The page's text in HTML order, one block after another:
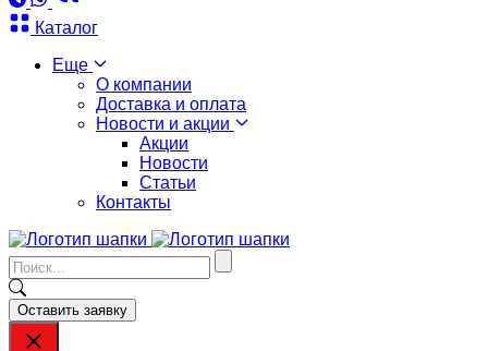
Каталог
Еще
О компании
Доставка и оплата
Новости и акции
Акции
Новости
Статьи
Контакты
Оставить заявку